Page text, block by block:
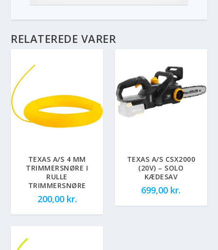
RELATEREDE VARER
TEXAS A/S 4 MM
TRIMMERSNØRE I
RULLE
TRIMMERSNØRE
200,00 kr.
TEXAS A/S CSX2000
(20V) – SOLO
KÆDESAV
699,00 kr.